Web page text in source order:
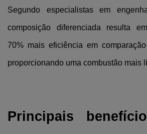
Segundo especialistas em
composição diferenciada resulta
70% mais eficiência em
proporcionando uma combustão mais
Principais